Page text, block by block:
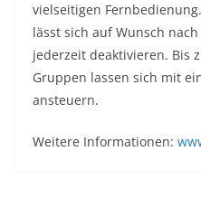
vielseitigen
lässt sich auf Wunsch
jederzeit deaktivieren. Bis
Gruppen lassen sich mit
ansteuern.
Weitere Informationen: